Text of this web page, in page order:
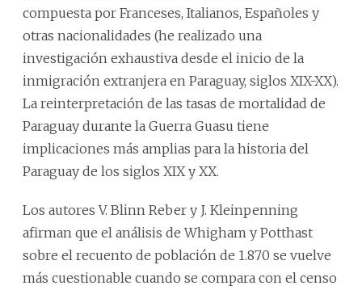
compuesta por Franceses, Italianos, Españoles y
otras nacionalidades (he realizado una
investigación exhaustiva desde el inicio de la
inmigración extranjera en Paraguay, siglos XIX-XX).
La reinterpretación de las tasas de mortalidad de
Paraguay durante la Guerra Guasu tiene
implicaciones más amplias para la historia del
Paraguay de los siglos XIX y XX.
Los autores V. Blinn Reber y J. Kleinpenning
afirman que el análisis de Whigham y Potthast
sobre el recuento de población de 1.870 se vuelve
más cuestionable cuando se compara con el censo